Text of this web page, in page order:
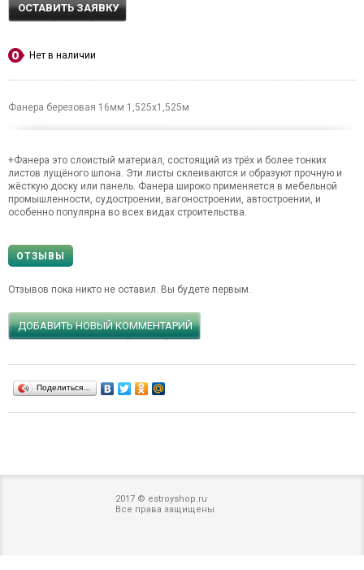
ОСТАВИТЬ ЗАЯВКУ
Нет в наличии
Фанера березовая 16мм 1,525х1,525м
+Фанера это слоистый материал, состоящий из трёх и более тонких
листов лущёного шпона. Эти листы склеиваются и образуют прочную и
жёсткую доску или панель. Фанера широко применяется в мебельной
промышленности, судостроении, вагоностроении, автостроении, и
особенно популярна во всех видах строительства.
ОТЗЫВЫ
Отзывов пока никто не оставил. Вы будете первым.
ДОБАВИТЬ НОВЫЙ КОММЕНТАРИЙ
Поделиться…
2017 © estroyshop.ru
Все права защищены